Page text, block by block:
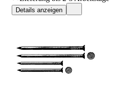
Details anzeigen